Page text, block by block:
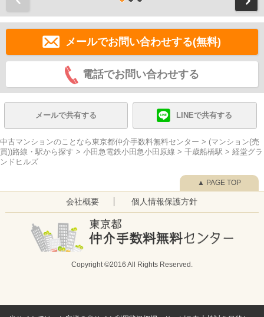
メールでお問い合わせする(無料)
電話でお問い合わせする
メールで共有する LINEで共有する
中古マンションのことなら東京都仲介手数料無料センター > (マンション(売
買))路線・駅から探す > 小田急電鉄小田急小田原線 > 千歳船橋駅 > 経堂グラ
ンドヒルズ
会社概要 個人情報保護方針
Copyright ©2016 All Rights Reserved.
▲ PAGE TOP